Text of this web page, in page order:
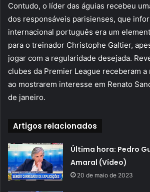
Contudo, o líder das águias recebeu
dos responsáveis parisienses, que
internacional português era um
para o treinador Christophe Galtier,
jogar com a regularidade desejada.
clubes da Premier League receberam a
ao mostrarem interesse em Renato
de janeiro.
Artigos relacionados
Última hora: Pedro
Amaral (Vídeo)
20 de maio de 2023